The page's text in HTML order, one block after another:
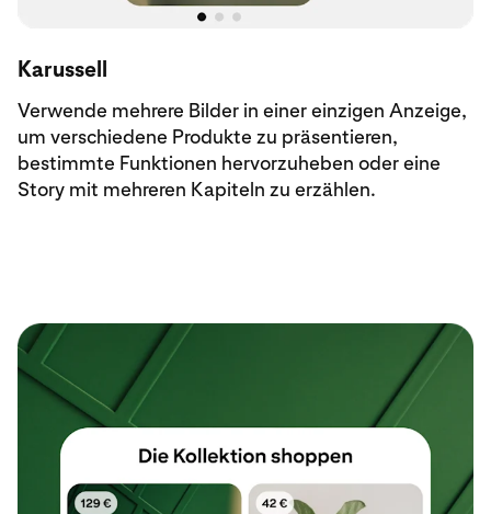
Karussell
Verwende mehrere Bilder in einer einzigen Anzeige,
um verschiedene Produkte zu präsentieren,
bestimmte Funktionen hervorzuheben oder eine
Story mit mehreren Kapiteln zu erzählen.